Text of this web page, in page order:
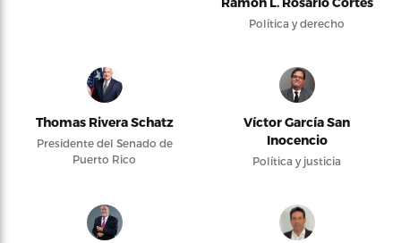
Política y derecho
Thomas Rivera Schatz
Presidente del Senado de
Puerto Rico
Víctor García San
Inocencio
Política y justicia